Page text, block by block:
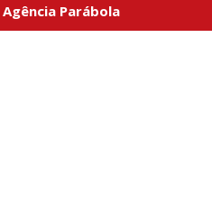
Agência Parábola